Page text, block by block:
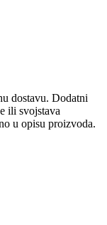
​​dostavu. Dodatni
ili svojstava
u opisu proizvoda.